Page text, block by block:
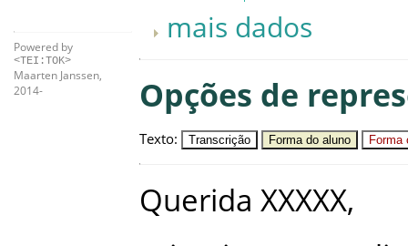
Powered by
<TEI:TOK>
Maarten Janssen,
2014-
mais dados
Opções de
Texto: Transcrição Forma do aluno Forma
Querida XXXXX,